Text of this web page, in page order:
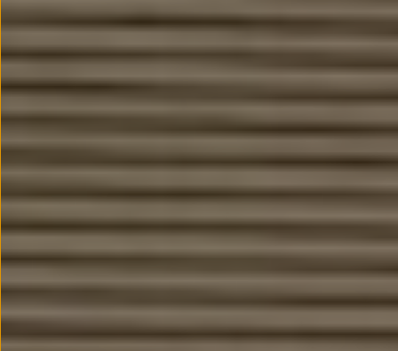
Touran
Asistencia en carretera